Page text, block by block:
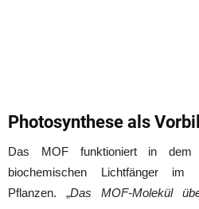
Photosynthese als
Das MOF funktioniert in
biochemischen Lichtfänger im
Pflanzen. „Das MOF-Molekül